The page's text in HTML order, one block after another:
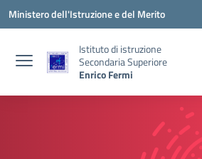
Vai ai contenuti
Vai al menu di navigazione
Vai al footer
Ministero dell'Istruzione e del Merito
Istituto di istruzione
Secondaria Superiore
Enrico Fermi